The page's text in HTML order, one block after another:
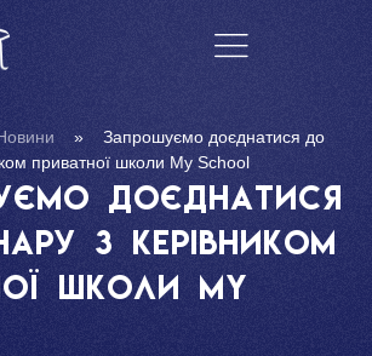
»
Запрошуємо доєднатися до
приватної школи My School
доєднатися
з керівником
школи My